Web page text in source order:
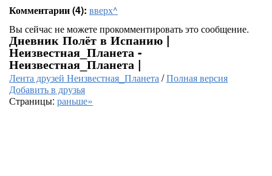
Комментарии (4): вверх^
Вы сейчас не можете прокомментировать это сообщение.
Дневник Полёт в Испанию |
Неизвестная_Планета -
Неизвестная_Планета |
Лента друзей Неизвестная_Планета/Полная версия
Добавить в друзья
Страницы: раньше»